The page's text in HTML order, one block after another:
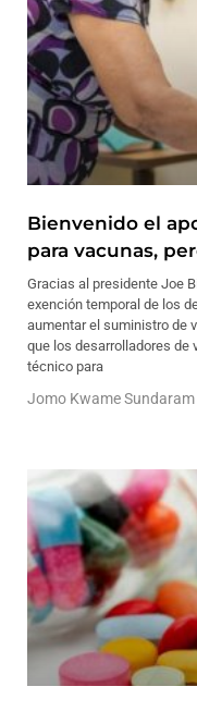
Bienvenido el
para vacunas,
Gracias al presidente Joe
exención temporal de los
aumentar el suministro de
que los desarrolladores de
técnico para
Jomo Kwame Sundaram